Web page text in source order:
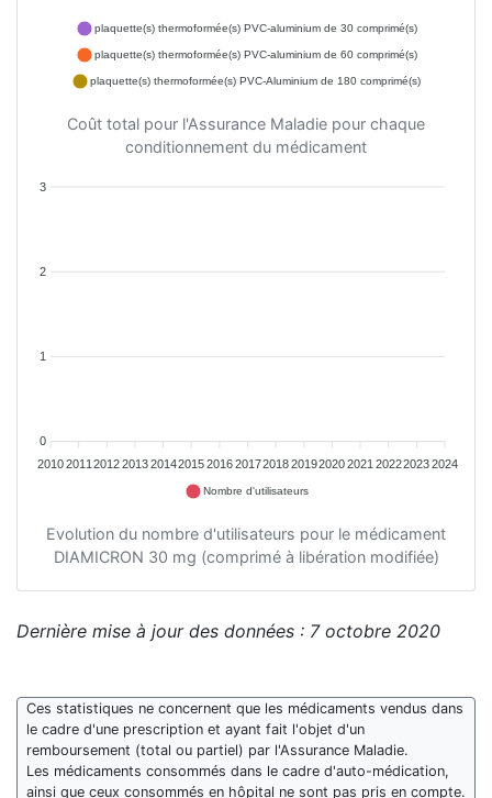
plaquette(s) thermoformée(s) PVC-aluminium de 30 comprimé(s)
plaquette(s) thermoformée(s) PVC-aluminium de 60 comprimé(s)
plaquette(s) thermoformée(s) PVC-Aluminium de 180 comprimé(s)
Coût total pour l'Assurance Maladie pour chaque
conditionnement du médicament
3
2
1
0
20102011 2012201320142015201620172018201920202021 202220232024
Nombre d'utilisateurs
Evolution du nombre d'utilisateurs pour le médicament
DIAMICRON 30 mg (comprimé à libération modifiée)
Dernière mise à jour des données : 7 octobre 2020
Ces statistiques ne concernent que les médicaments vendus dans
le cadre d'une prescription et ayant fait l'objet d'un
remboursement (total ou partiel) par l'Assurance Maladie.
Les médicaments consommés dans le cadre d'auto-médication,
ainsi que ceux consommés en hôpital ne sont pas pris en compte.